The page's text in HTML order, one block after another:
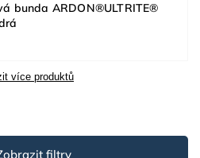
bunda ARDON®ULTRITE®
více produktů